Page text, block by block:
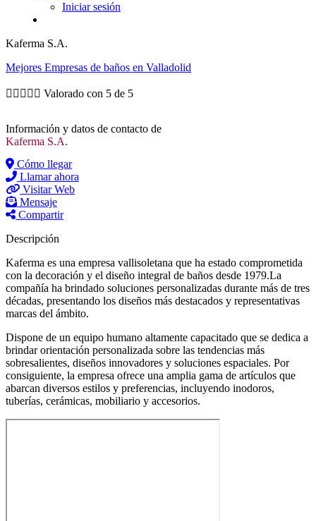
Iniciar sesión
Kaferma S.A.
Mejores Empresas de baños en Valladolid
     Valorado con 5 de 5
Información y datos de contacto de
Kaferma S.A.
Cómo llegar
Llamar ahora
Visitar Web
Mensaje
Compartir
Descripción
Kaferma es una empresa vallisoletana que ha estado comprometida
con la decoración y el diseño integral de baños desde 1979.La
compañía ha brindado soluciones personalizadas durante más de tres
décadas, presentando los diseños más destacados y representativas
marcas del ámbito.
Dispone de un equipo humano altamente capacitado que se dedica a
brindar orientación personalizada sobre las tendencias más
sobresalientes, diseños innovadores y soluciones espaciales. Por
consiguiente, la empresa ofrece una amplia gama de artículos que
abarcan diversos estilos y preferencias, incluyendo inodoros,
tuberías, cerámicas, mobiliario y accesorios.